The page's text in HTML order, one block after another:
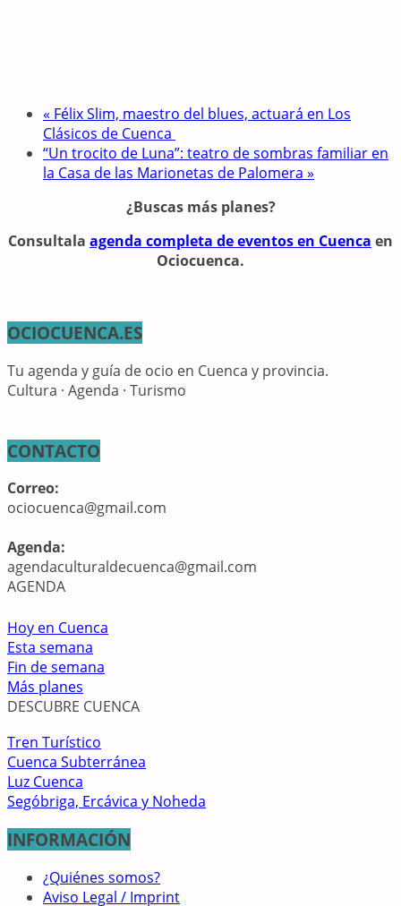
« Félix Slim, maestro del blues, actuará en Los
Clásicos de Cuenca
“Un trocito de Luna”: teatro de sombras familiar en
la Casa de las Marionetas de Palomera »
¿Buscas más planes?
Consultala agenda completa de eventos en Cuenca en
Ociocuenca.
OCIOCUENCA.ES
Tu agenda y guía de ocio en Cuenca y provincia.
Cultura · Agenda · Turismo
CONTACTO
Correo:
ociocuenca@gmail.com
Agenda:
agendaculturaldecuenca@gmail.com
AGENDA
Hoy en Cuenca
Esta semana
Fin de semana
Más planes
DESCUBRE CUENCA
Tren Turístico
Cuenca Subterránea
Luz Cuenca
Segóbriga, Ercávica y Noheda
INFORMACIÓN
¿Quiénes somos?
Aviso Legal / Imprint